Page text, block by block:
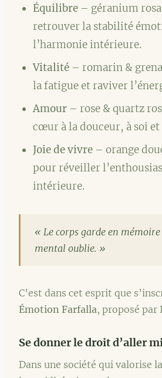
Équilibre – géranium
retrouver la stabilité
l’harmonie intérieure.
Vitalité – romarin &
la fatigue et raviver
Amour – rose & quartz
cœur à la douceur, à soi et
Joie de vivre – orange
pour réveiller
intérieure.
« Le corps garde en
mental oublie. »
C’est dans cet esprit que
Émotion Farfalla, proposé par
Se donner le droit d’aller
Dans une société qui valorise